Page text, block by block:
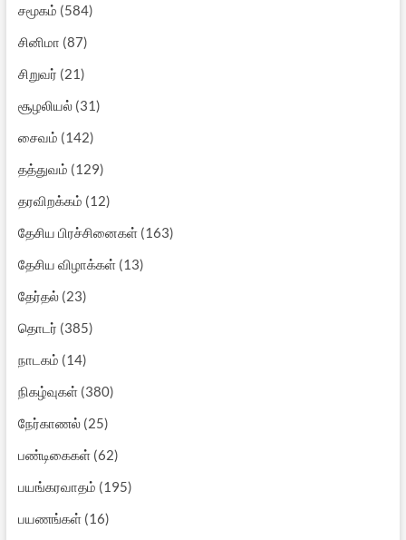
சமூகம் (584)
சினிமா (87)
சிறுவர் (21)
சூழலியல்(31)
சைவம் (142)
தத்துவம் (129)
தரவிறக்கம் (12)
தேசிய பிரச்சினைகள்(163)
தேசிய விழாக்கள்(13)
தேர்தல்(23)
தொடர் (385)
நாடகம் (14)
நிகழ்வுகள்(380)
நேர்காணல்(25)
பண்டிகைகள்(62)
பயங்கரவாதம் (195)
பயணங்கள்(16)